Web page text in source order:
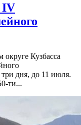
IV
Кузбасса
дня, до 11 июля.
ти...